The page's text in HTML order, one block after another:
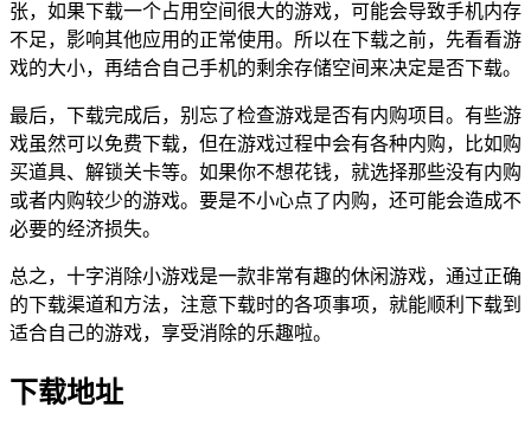
张，如果下载一个占用空间很大的游戏，可能会导致手机内存
不足，影响其他应用的正常使用。所以在下载之前，先看看游
戏的大小，再结合自己手机的剩余存储空间来决定是否下载。
最后，下载完成后，别忘了检查游戏是否有内购项目。有些游
戏虽然可以免费下载，但在游戏过程中会有各种内购，比如购
买道具、解锁关卡等。如果你不想花钱，就选择那些没有内购
或者内购较少的游戏。要是不小心点了内购，还可能会造成不
必要的经济损失。
总之，十字消除小游戏是一款非常有趣的休闲游戏，通过正确
的下载渠道和方法，注意下载时的各项事项，就能顺利下载到
适合自己的游戏，享受消除的乐趣啦。
下载地址